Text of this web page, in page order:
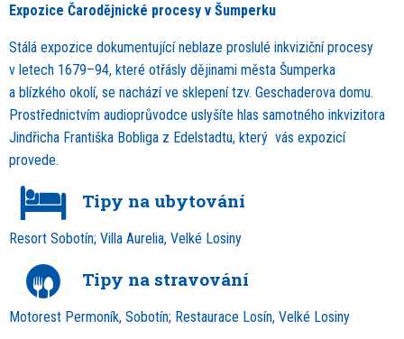
Expozice Čarodějnické procesy v Šumperku
Stálá expozice dokumentující neblaze proslulé inkviziční procesy
v letech 1679–94, které otřásly dějinami města Šumperka
a blízkého okolí, se nachází ve sklepení tzv. Geschaderova domu.
Prostřednictvím audioprůvodce uslyšíte hlas samotného inkvizitora
Jindřicha Františka Bobliga z Edelstadtu, který vás expozicí
provede.
Tipy na ubytování
Resort Sobotín; Villa Aurelia, Velké Losiny
Tipy na stravování
Motorest Permoník, Sobotín; Restaurace Losín, Velké Losiny